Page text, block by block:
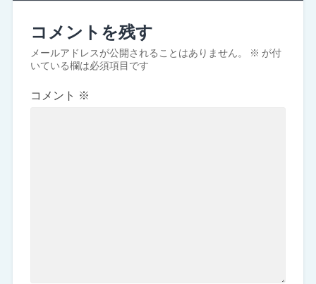
コメントを残す
メールアドレスが公開されることはありません。 ※ が付
いている欄は必須項目です
コメント ※